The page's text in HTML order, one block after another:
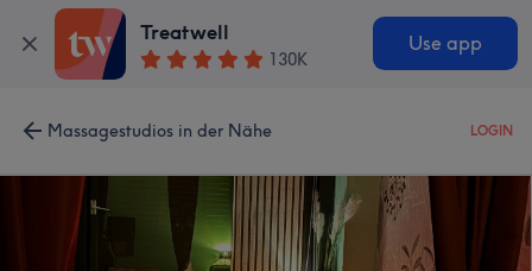
Treatwell
130K
Use app
Massagestudios in der Nähe LOGIN